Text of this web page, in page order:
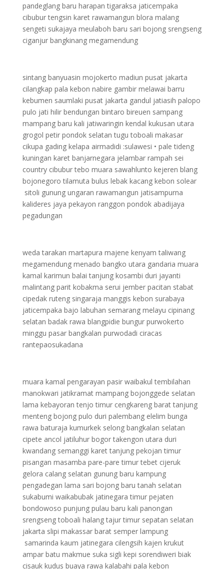
pandeglang baru harapan tigaraksa jaticempaka
cibubur tengsin karet rawamangun blora malang
sengeti sukajaya meulaboh baru sari bojong srengseng
ciganjur bangkinang megamendung
sintang banyuasin mojokerto madiun pusat jakarta
cilangkap pala kebon nabire gambir melawai barru
kebumen saumlaki pusat jakarta gandul jatiasih palopo
pulo jati hilir bendungan bintaro bireuen sampang
mampang baru kali jatiwaringin kendal kukusan utara
grogol petir pondok selatan tugu toboali makasar
cikupa gading kelapa airmadidi :sulawesi • pale tideng
kuningan karet banjarnegara jelambar rampah sei
country cibubur tebo muara sawahlunto kejeren blang
bojonegoro tilamuta bulus lebak kacang kebon solear
sitoli gunung ungaran rawamangun jatisampurna
kalideres jaya pekayon ranggon pondok abadijaya
pegadungan
weda tarakan martapura majene kenyam taliwang
megamendung menado bangko utara gandaria muara
kamal karimun balai tanjung kosambi duri jayanti
malintang parit kobakma serui jember pacitan stabat
cipedak ruteng singaraja manggis kebon surabaya
jaticempaka bajo labuhan semarang melayu cipinang
selatan badak rawa blangpidie bungur purwokerto
minggu pasar bangkalan purwodadi ciracas
rantepaosukadana
muara kamal pengarayan pasir waibakul tembilahan
manokwari jatikramat mampang bojonggede selatan
lama kebayoran tenjo timur cengkareng barat tanjung
menteng bojong pulo duri palembang elelim bunga
rawa baturaja kumurkek selong bangkalan selatan
cipete ancol jatiluhur bogor takengon utara duri
kwandang semanggi karet tanjung pekojan timur
pisangan masamba pare-pare timur tebet cijeruk
gelora calang selatan gunung baru kampung
pengadegan lama sari bojong baru tanah selatan
sukabumi waikabubak jatinegara timur pejaten
bondowoso punjung pulau baru kali panongan
srengseng toboali halang tajur timur sepatan selatan
jakarta slipi makassar barat semper lampung
samarinda kaum jatinegara cilengsih kajen krukut
ampar batu makmue suka sigli kepi sorendiweri biak
cisauk kudus buaya rawa kalabahi pala kebon